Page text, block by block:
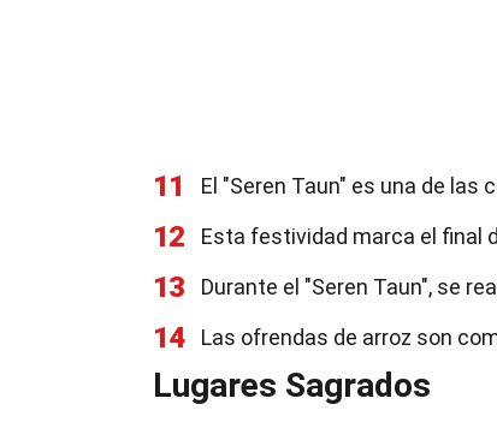
11 El "Seren Taun" es una de
12 Esta festividad marca el final
13 Durante el "Seren Taun", se
14 Las ofrendas de arroz son
Lugares Sagrados